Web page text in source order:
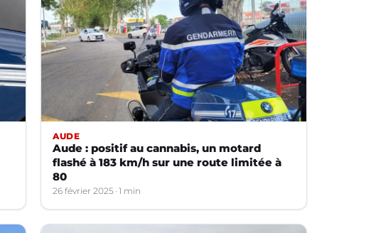
AUDE
Aude : positif au cannabis, un motard
flashé à 183 km/h sur une route limitée à
80
26 février 2025 1 min